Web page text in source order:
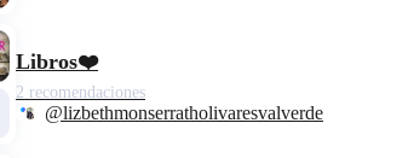
Libros❤️
2 recomendaciones
@lizbethmonserratholivaresvalverde